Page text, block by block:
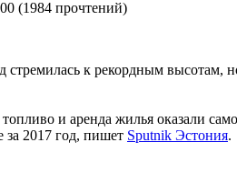
(1984 прочтений)
к рекордным высотам,
и аренда жилья оказали
за 2017 год, пишет Sputnik Эстония.